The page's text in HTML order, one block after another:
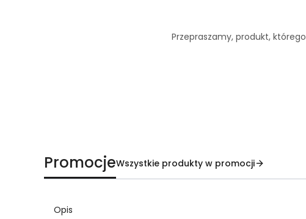
Przepraszamy, produkt,
PromocjeWszystkie produkty w promocji
Opis